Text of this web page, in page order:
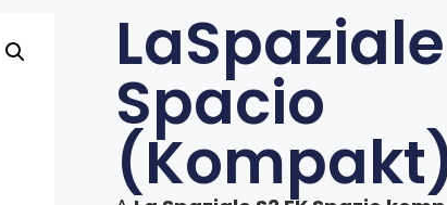
LaSpaziale
Spacio